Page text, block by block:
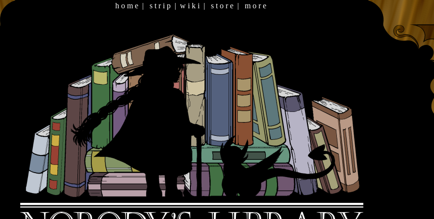
h o m e | s t r i p | w i k i | s t o r e | m o r e